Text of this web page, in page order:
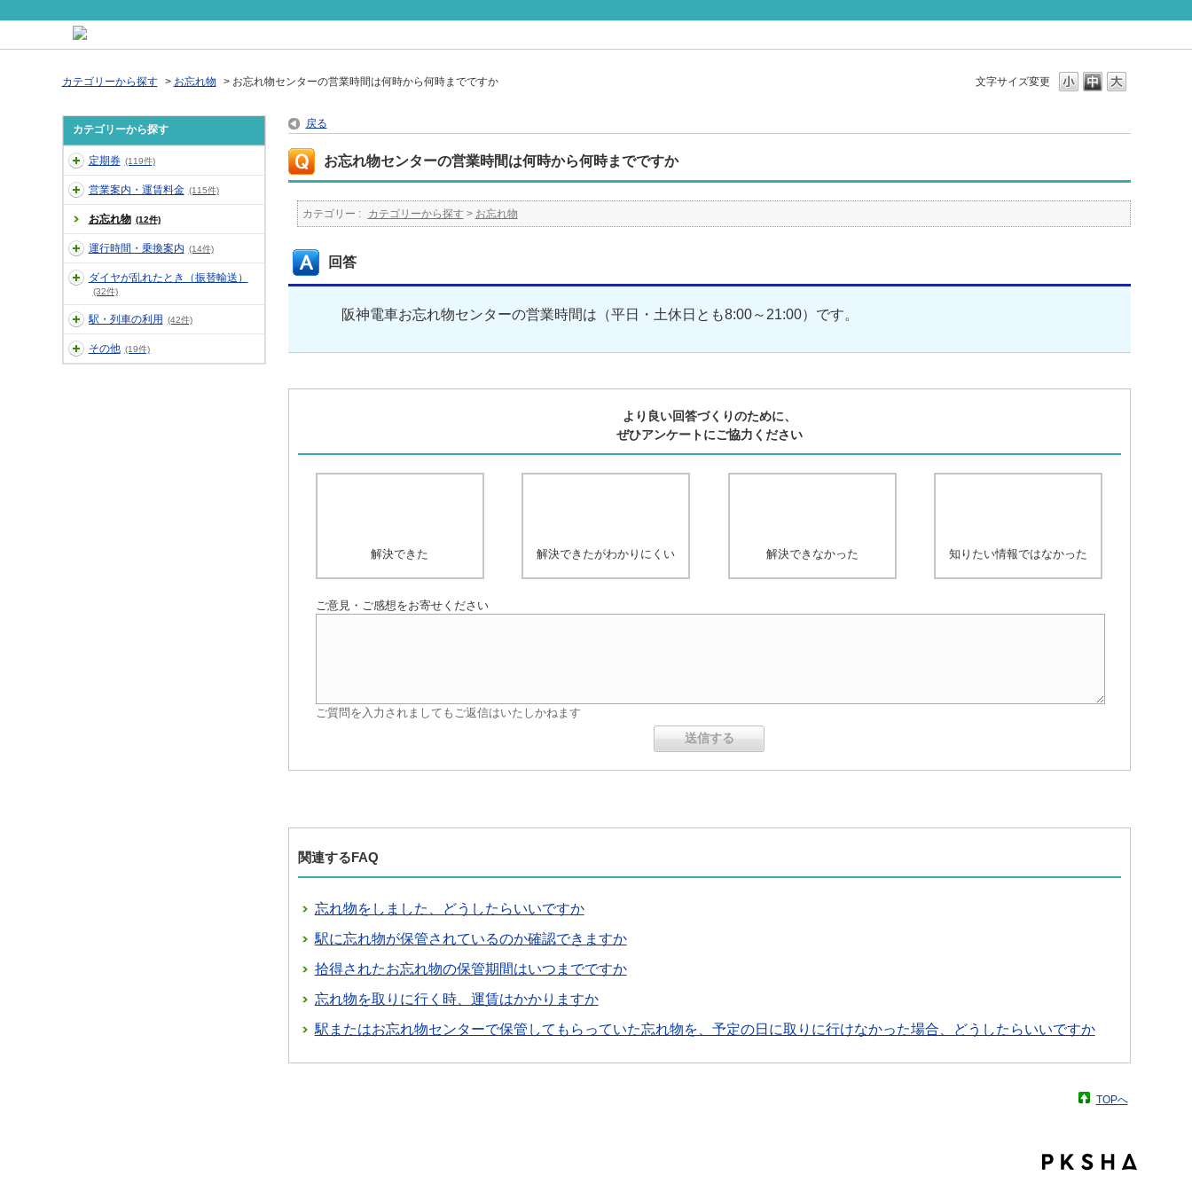
文字サイズ変更
カテゴリーから探す > お忘れ物 > お忘れ物センターの営業時間は何時から何時までですか
カテゴリーから探す
定期券 (119件)
営業案内・運賃料金 (115件)
お忘れ物 (12件)
運行時間・乗換案内 (14件)
ダイヤが乱れたとき（振替輸送）
(32件)
駅・列車の利用 (42件)
その他 (19件)
戻る
お忘れ物センターの営業時間は何時から何時までですか
カテゴリー : カテゴリーから探す > お忘れ物
回答
阪神電車お忘れ物センターの営業時間は（平日・土休日とも8:00～21:00）です。
より良い回答づくりのために、
ぜひアンケートにご協力ください
解決できた 解決できたがわかりにくい 解決できなかった 知りたい情報ではなかった
ご意見・ご感想をお寄せください
ご質問を入力されましてもご返信はいたしかねます
関連するFAQ
忘れ物をしました、どうしたらいいですか
駅に忘れ物が保管されているのか確認できますか
拾得されたお忘れ物の保管期間はいつまでですか
忘れ物を取りに行く時、運賃はかかりますか
駅またはお忘れ物センターで保管してもらっていた忘れ物を、予定の日に取りに行けなかった場合、どうしたらいいですか
TOPへ